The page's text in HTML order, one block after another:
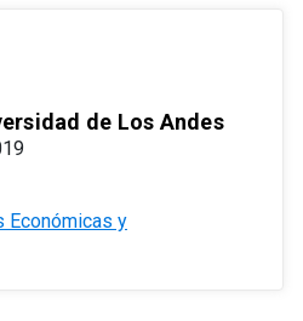
de Los Andes
Económicas y